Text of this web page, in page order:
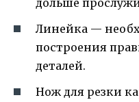
Линейка —
построения
деталей.
Нож для резки